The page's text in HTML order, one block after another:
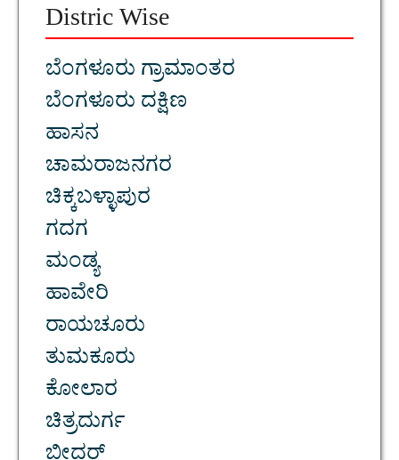
Distric Wise
ಬೆಂಗಳೂರು ಗ್ರಾಮಾಂತರ
ಬೆಂಗಳೂರು ದಕ್ಷಿಣ
ಹಾಸನ
ಚಾಮರಾಜನಗರ
ಚಿಕ್ಕಬಳ್ಳಾಪುರ
ಗದಗ
ಮಂಡ್ಯ
ಹಾವೇರಿ
ರಾಯಚೂರು
ತುಮಕೂರು
ಕೋಲಾರ
ಚಿತ್ರದುರ್ಗ